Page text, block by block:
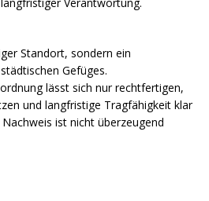
Verantwortung.
Standort, sondern ein
Gefüges.
lässt sich nur rechtfertigen,
und langfristige Tragfähigkeit klar
ist nicht überzeugend